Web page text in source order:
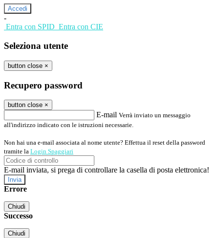
-
Entra con SPID Entra con CIE
Seleziona utente
button close ×
Recupero password
button close ×
E-mail Verrà inviato un messaggio
all'indirizzo indicato con le istruzioni necessarie.
Non hai una e-mail associata al nome utente? Effettua il reset della password
tramite la Login Spaggiari
E-mail inviata, si prega di controllare la casella di posta elettronica!
Errore
Chiudi
Successo
Chiudi